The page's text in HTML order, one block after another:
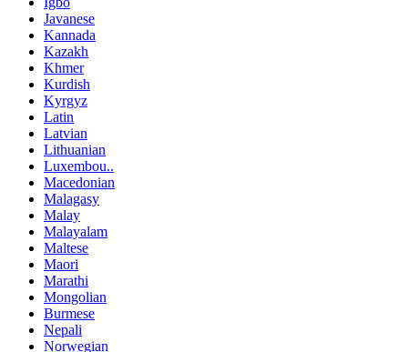
Javanese
Kannada
Kazakh
Khmer
Kurdish
Kyrgyz
Latin
Latvian
Lithuanian
Luxembou..
Macedonian
Malagasy
Malay
Malayalam
Maltese
Maori
Marathi
Mongolian
Burmese
Nepali
Norwegian